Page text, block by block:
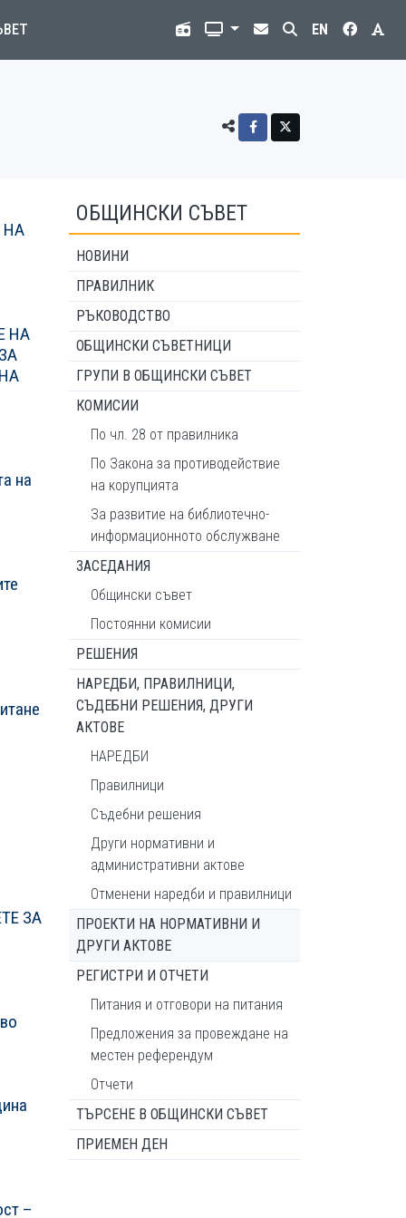
EN
НА
НА
на
ЗА
–
ОБЩИНСКИ СЪВЕТ
НОВИНИ
ПРАВИЛНИК
РЪКОВОДСТВО
ОБЩИНСКИ СЪВЕТНИЦИ
ГРУПИ В ОБЩИНСКИ СЪВЕТ
КОМИСИИ
По чл. 28 от правилника
По Закона за противодействие
на корупцията
За развитие на библиотечно-
информационното обслужване
ЗАСЕДАНИЯ
Общински съвет
Постоянни комисии
РЕШЕНИЯ
НАРЕДБИ, ПРАВИЛНИЦИ,
СЪДЕБНИ РЕШЕНИЯ, ДРУГИ
АКТОВЕ
НАРЕДБИ
Правилници
Съдебни решения
Други нормативни и
административни актове
Отменени наредби и правилници
ПРОЕКТИ НА НОРМАТИВНИ И
ДРУГИ АКТОВЕ
РЕГИСТРИ И ОТЧЕТИ
Питания и отговори на питания
Предложения за провеждане на
местен референдум
Отчети
ТЪРСЕНЕ В ОБЩИНСКИ СЪВЕТ
ПРИЕМЕН ДЕН